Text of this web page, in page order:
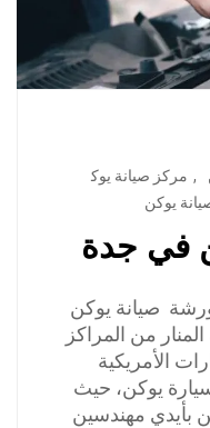
, مركز صيانة يوك
يوكن
في جدة
صيانة يوكن
من المراكز
الأمريكية
يوكن، حيث
بأيدي مهندسين